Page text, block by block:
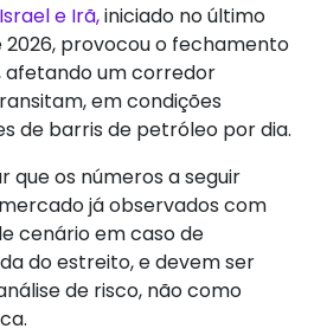
e Irã,iniciado no último
2026, provocou o fechamento
afetando um corredor
em condições
de barris de petróleo por dia.
que os números a seguir
já observados com
cenário em caso de
do estreito, e devem ser
de risco, não como